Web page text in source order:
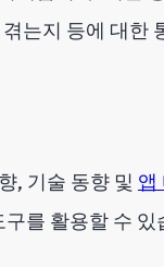
는지 등에 대한
, 기술 동향 및 앱
를 활용할 수 있